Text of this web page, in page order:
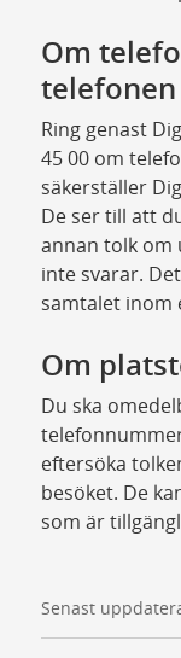
Om
telefonen
Ring genast
45 00 om
säkerställer
De ser till att
annan tolk om
inte svarar.
samtalet inom
Om
Du ska
eftersöka
besöket. De
som är
Senast